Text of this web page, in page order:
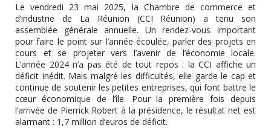
Le vendredi 23 mai 2025, la Chambre de commerce et
d’industrie de La Réunion (CCI Réunion) a tenu son
assemblée générale annuelle. Un rendez-vous important
pour faire le point sur l’année écoulée, parler des projets en
cours et se projeter vers l’avenir de l’économie locale.
L’année 2024 n’a pas été de tout repos : la CCI affiche un
déficit inédit. Mais malgré les difficultés, elle garde le cap et
continue de soutenir les petites entreprises, qui font battre le
cœur économique de l’île. Pour la première fois depuis
l’arrivée de Pierrick Robert à la présidence, le résultat net est
alarmant : 1,7 million d’euros de déficit.